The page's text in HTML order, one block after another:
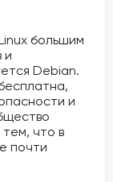
большим
и
Debian.
и
что в
почти